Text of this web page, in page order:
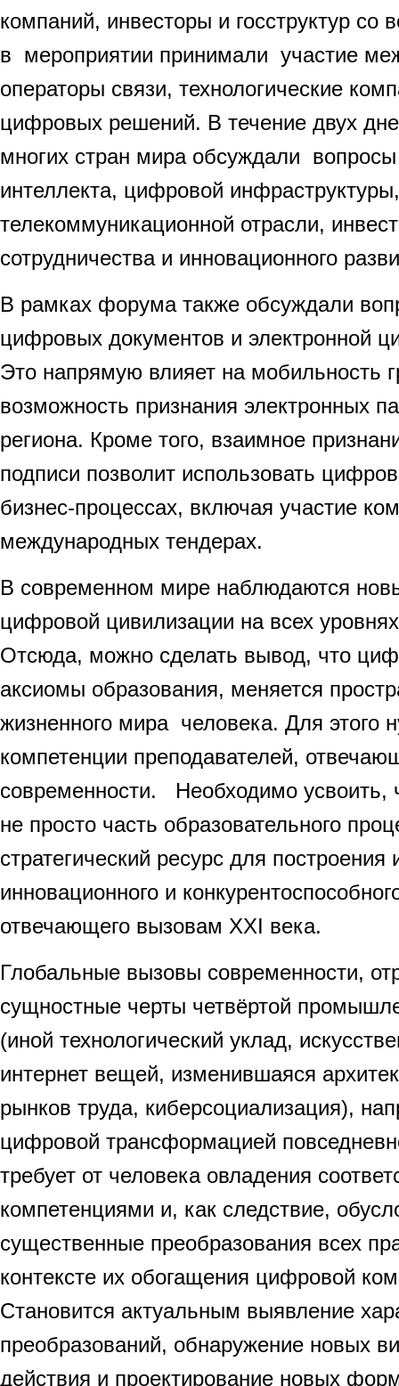
компаний, инвесторы и госструктур со
в мероприятии принимали участие
операторы связи, технологические
цифровых решений. В течение двух
многих стран мира обсуждали вопросы
интеллекта, цифровой
телекоммуникационной отрасли,
сотрудничества и инновационного
В рамках форума также обсуждали
цифровых документов и электронной
Это напрямую влияет на мобильность
возможность признания электронных
региона. Кроме того, взаимное
подписи позволит использовать
бизнес-процессах, включая участие
международных тендерах.
В современном мире наблюдаются
цифровой цивилизации на всех
Отсюда, можно сделать вывод, что
аксиомы образования, меняется
жизненного мира человека. Для этого
компетенции преподавателей,
современности. Необходимо усвоить,
не просто часть образовательного
стратегический ресурс для построения
инновационного и
отвечающего вызовам XXI века.
Глобальные вызовы современности,
сущностные черты четвёртой
(иной технологический уклад,
интернет вещей, изменившаяся
рынков труда, киберсоциализация),
цифровой трансформацией
требует от человека овладения
компетенциями и, как следствие,
существенные преобразования всех
контексте их обогащения цифровой
Становится актуальным выявление
преобразований, обнаружение новых
действия и проектирование новых